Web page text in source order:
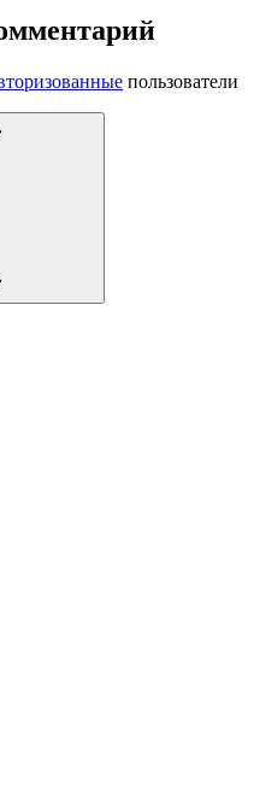
пользователи